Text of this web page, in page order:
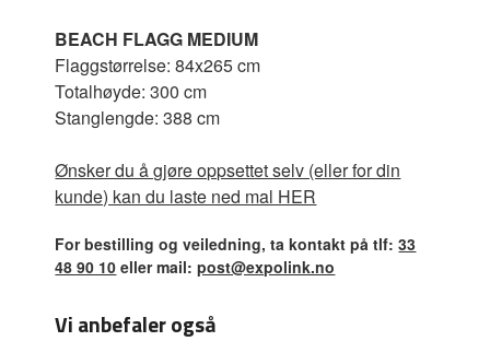
BEACH FLAGG MEDIUM
Flaggstørrelse: 84x265 cm
Totalhøyde: 300 cm
Stanglengde: 388 cm
Ønsker du å gjøre oppsettet selv (eller for din
kunde) kan du laste ned mal HER
For bestilling og veiledning, ta kontakt på tlf:33
48 90 10 eller mail:post@expolink.no
Vi anbefaler også